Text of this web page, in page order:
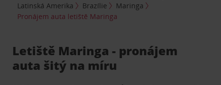
Latinská Amerika
Brazílie
Maringa
Pronájem auta letiště Maringa
Letiště Maringa - pronájem
auta šitý na míru